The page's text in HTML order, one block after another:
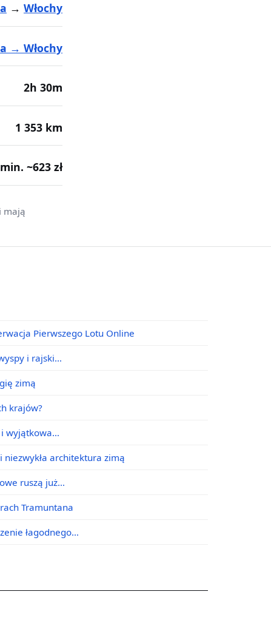
→ Włochy
→ Włochy
2h 30m
1 353 km
~623 zł
mają
Pierwszego Lotu Online
i rajski…
zimą
krajów?
i wyjątkowa…
architektura zimą
ruszą już…
Tramuntana
łagodnego…